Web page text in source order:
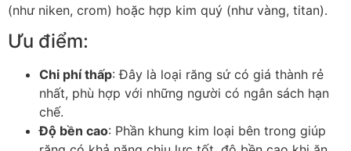
(như niken, crom) hoặc hợp kim quý (như vàng, titan).
Ưu điểm:
Chi phí thấp: Đây là loại răng sứ có giá thành rẻ
nhất, phù hợp với những người có ngân sách hạn
chế.
Độ bền cao: Phần khung kim loại bên trong giúp